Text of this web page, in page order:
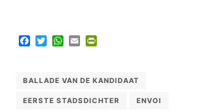
Facebook
TwitterWhatsApp
Email
BALLADE VAN DE KANDIDAAT
EERSTE STADSDICHTER ENVOI